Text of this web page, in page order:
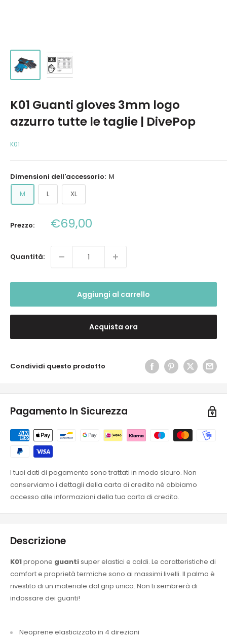
K01 Guanti gloves 3mm logo
azzurro tutte le taglie | DivePop
K01
Dimensioni dell'accessorio: M
M
L XL
Prezzo: Prezzo
scontato
€69,00
Quantità:
Aggiungi al carrello
Acquista ora
Condividi questo prodotto
Pagamento In Sicurezza
I tuoi dati di pagamento sono trattati in modo sicuro. Non
conserviamo i dettagli della carta di credito né abbiamo
accesso alle informazioni della tua carta di credito.
Descrizione
K01propone guantisuper elastici e caldi. Le caratteristiche di
comfort e proprietà termiche sono ai massimi livelli. Il palmo è
rivestito di un materiale dal grip unico. Non ti sembrerà di
indossare dei guanti!
Neoprene elasticizzato in 4 direzioni